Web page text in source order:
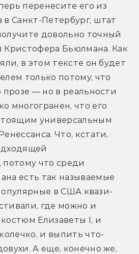
перенесите его из
в Санкт-Петербург, штат
довольно точный
Кристофера Бьюлмана. Как
в этом тексте он будет
только потому, что
прозе — но в реальности
многогранен, что его
универсальным
Что, кстати,
потому что среди
в США квази-
где можно и
Елизаветы I, и
и выпить что-
А еще, конечно же,